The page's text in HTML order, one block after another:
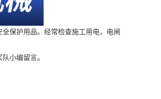
保护用品。经常检查施工用电，电闸
小编留言。